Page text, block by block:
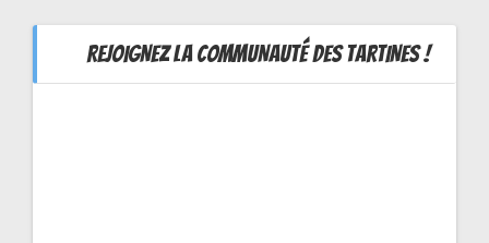
REJOIGNEZ LA COMMUNAUTÉ DES TARTINES !